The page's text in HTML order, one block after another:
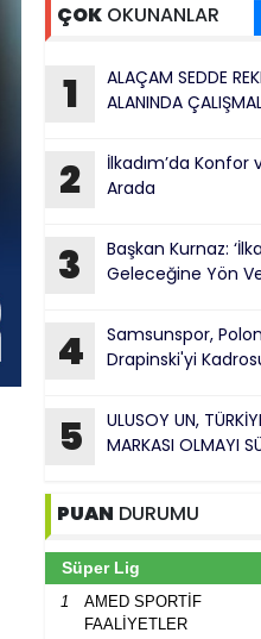
ÇOK OKUNANLAR
1
ALAÇAM SEDDE
ALANINDA
2
İlkadım’da Konfor
Arada
3
Başkan Kurnaz:
Geleceğine Yön
4
Samsunspor,
Drapinski'yi
5
ULUSOY UN,
MARKASI OLMAYI
PUAN DURUMU
Süper Lig
1
AMED SPORTİF
FAALİYETLER